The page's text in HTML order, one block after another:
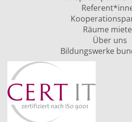
Räume
Über uns
Bildungswerke